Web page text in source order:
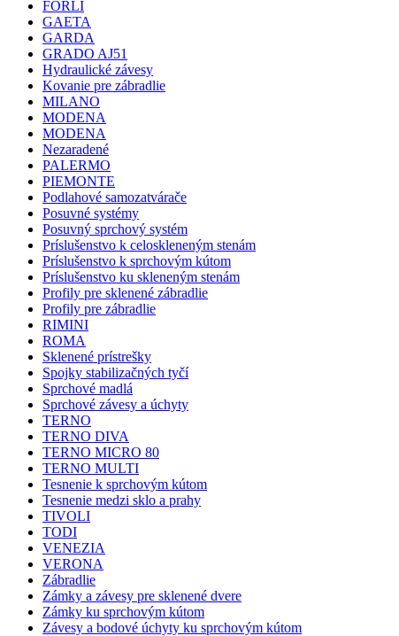
FORLI
GAETA
GARDA
GRADO AJ51
Hydraulické závesy
Kovanie pre zábradlie
MILANO
MODENA
MODENA
Nezaradené
PALERMO
PIEMONTE
Podlahové samozatvárače
Posuvné systémy
Posuvný sprchový systém
Príslušenstvo k celoskleneným stenám
Príslušenstvo k sprchovým kútom
Príslušenstvo ku skleneným stenám
Profily pre sklenené zábradlie
Profily pre zábradlie
RIMINI
ROMA
Sklenené prístrešky
Spojky stabilizačných tyčí
Sprchové madlá
Sprchové závesy a úchyty
TERNO
TERNO DIVA
TERNO MICRO 80
TERNO MULTI
Tesnenie k sprchovým kútom
Tesnenie medzi sklo a prahy
TIVOLI
TODI
VENEZIA
VERONA
Zábradlie
Zámky a závesy pre sklenené dvere
Zámky ku sprchovým kútom
Závesy a bodové úchyty ku sprchovým kútom